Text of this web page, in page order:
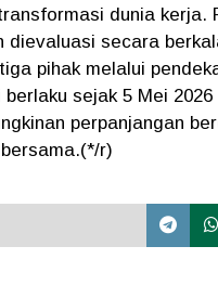
dunia kerja.
dievaluasi secara
pihak melalui
sejak 5 Mei 2026
perpanjangan
r)